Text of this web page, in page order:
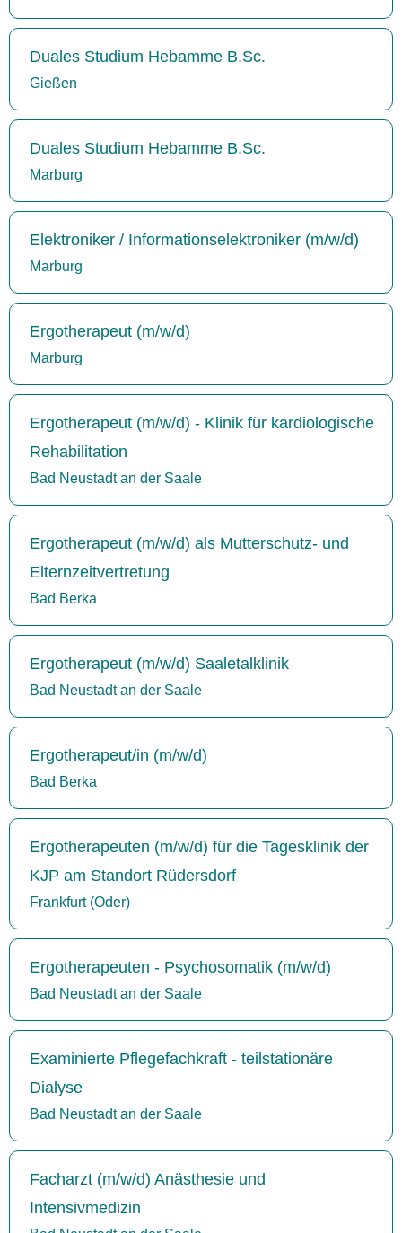
Duales Studium Hebamme B.Sc.
Gießen
Duales Studium Hebamme B.Sc.
Marburg
Elektroniker / Informationselektroniker (m/w/d)
Marburg
Ergotherapeut (m/w/d)
Marburg
Ergotherapeut (m/w/d) - Klinik für kardiologische
Rehabilitation
Bad Neustadt an der Saale
Ergotherapeut (m/w/d) als Mutterschutz- und
Elternzeitvertretung
Bad Berka
Ergotherapeut (m/w/d) Saaletalklinik
Bad Neustadt an der Saale
Ergotherapeut/in (m/w/d)
Bad Berka
Ergotherapeuten (m/w/d) für die Tagesklinik der
KJP am Standort Rüdersdorf
Frankfurt (Oder)
Ergotherapeuten - Psychosomatik (m/w/d)
Bad Neustadt an der Saale
Examinierte Pflegefachkraft - teilstationäre
Dialyse
Bad Neustadt an der Saale
Facharzt (m/w/d) Anästhesie und
Intensivmedizin